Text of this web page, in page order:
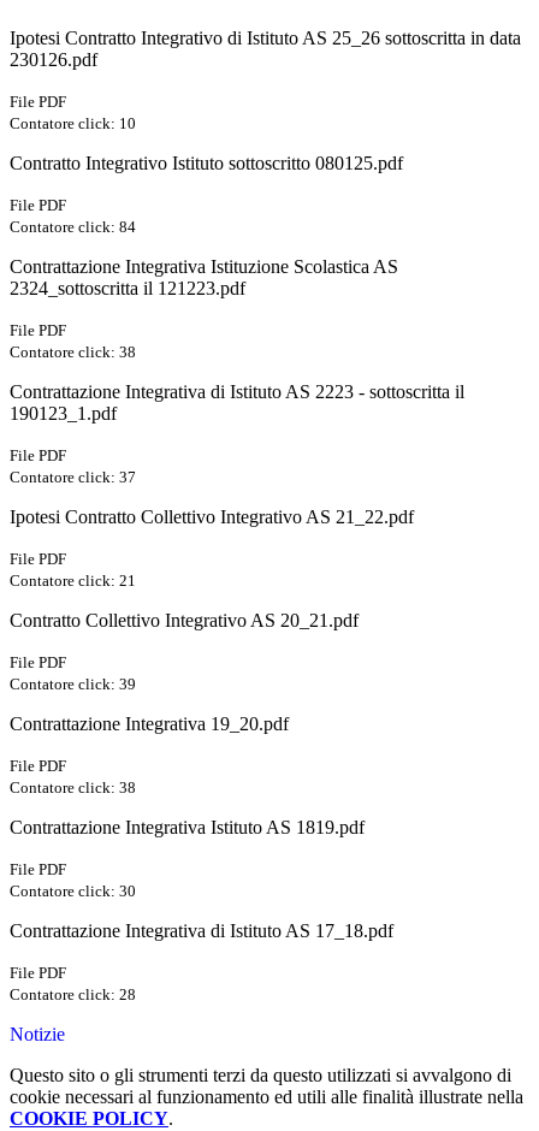
Ipotesi Contratto Integrativo di Istituto AS 25_26 sottoscritta in data
230126.pdf
File PDF
Contatore click: 10
Contratto Integrativo Istituto sottoscritto 080125.pdf
File PDF
Contatore click: 84
Contrattazione Integrativa Istituzione Scolastica AS
2324_sottoscritta il 121223.pdf
File PDF
Contatore click: 38
Contrattazione Integrativa di Istituto AS 2223 - sottoscritta il
190123_1.pdf
File PDF
Contatore click: 37
Ipotesi Contratto Collettivo Integrativo AS 21_22.pdf
File PDF
Contatore click: 21
Contratto Collettivo Integrativo AS 20_21.pdf
File PDF
Contatore click: 39
Contrattazione Integrativa 19_20.pdf
File PDF
Contatore click: 38
Contrattazione Integrativa Istituto AS 1819.pdf
File PDF
Contatore click: 30
Contrattazione Integrativa di Istituto AS 17_18.pdf
File PDF
Contatore click: 28
Notizie
Questo sito o gli strumenti terzi da questo utilizzati si avvalgono di
cookie necessari al funzionamento ed utili alle finalità illustrate nella
COOKIE POLICY.